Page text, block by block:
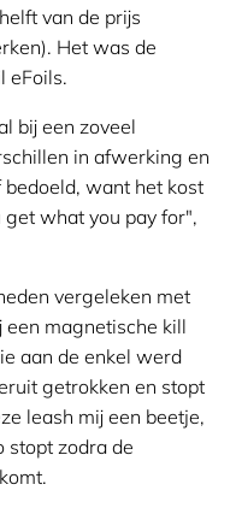
van de prijs
Het was de
eFoils.
bij een zoveel
in afwerking en
want het kost
get what you pay for",
vergeleken met
een magnetische kill
aan de enkel werd
getrokken en stopt
leash mij een beetje,
stopt zodra de